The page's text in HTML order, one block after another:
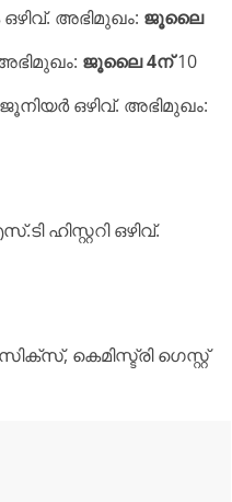
അഭിമുഖം: ജൂലൈ
ജൂലൈ 4ന്10
ഒഴിവ്. അഭിമുഖം:
ഹിസ്റ്ററി ഒഴിവ്.
കെമിസ്ട്രി ഗെസ്റ്റ്